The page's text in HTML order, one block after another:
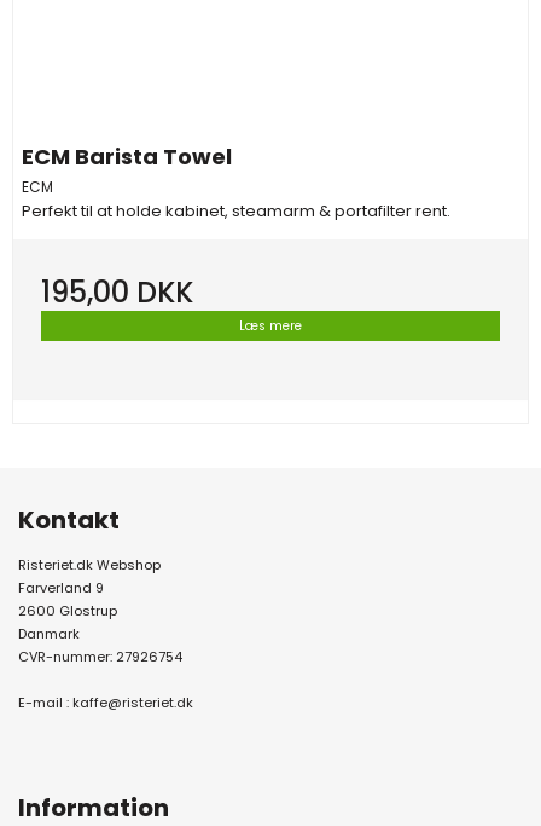
ECM Barista Towel
ECM
Perfekt til at holde kabinet, steamarm & portafilter rent.
195,00 DKK
Læs mere
Kontakt
Risteriet.dk Webshop
Farverland 9
2600 Glostrup
Danmark
CVR-nummer: 27926754
E-mail : kaffe@risteriet.dk
Information